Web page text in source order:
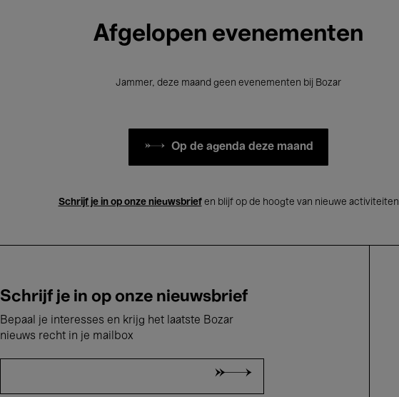
Afgelopen evenementen
Jammer, deze maand geen evenementen bij Bozar
Op de agenda deze maand
Schrijf je in op onze nieuwsbriefen blijf op de hoogte van nieuwe activiteiten
Schrijf je in op onze nieuwsbrief
Bepaal je interesses en krijg het laatste Bozar
nieuws recht in je mailbox